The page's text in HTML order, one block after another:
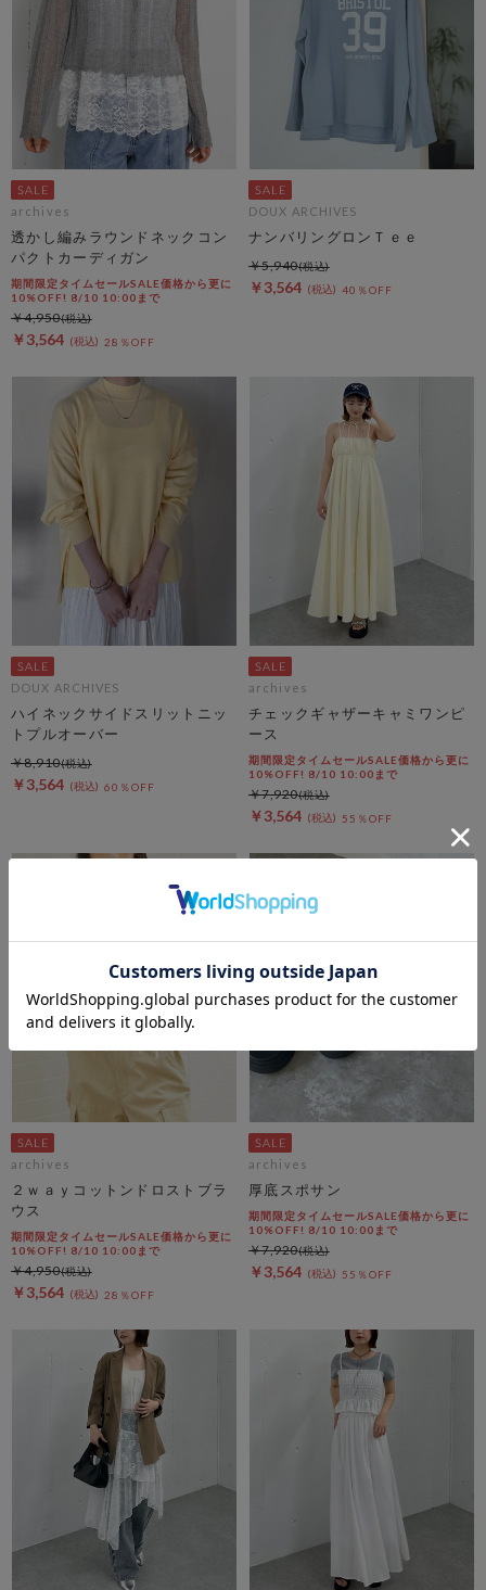
archives
透かし編みラウンドネックコン
パクトカーディガン
期間限定タイムセールSALE価格から更に
10%OFF! 8/10 10:00まで
￥3,564 28％OFF
￥4,950
DOUX ARCHIVES
ナンバリングロンＴｅｅ
￥3,564 40％OFF
￥5,940
DOUX ARCHIVES
ハイネックサイドスリットニッ
トプルオーバー
￥3,564 60％OFF
￥8,910
archives
チェックギャザーキャミワンピ
ース
期間限定タイムセールSALE価格から更に
10%OFF! 8/10 10:00まで
￥3,564 55％OFF
￥7,920
archives
２ｗａｙコットンドロストブラ
ウス
期間限定タイムセールSALE価格から更に
10%OFF! 8/10 10:00まで
￥3,564 28％OFF
￥4,950
archives
厚底スポサン
期間限定タイムセールSALE価格から更に
10%OFF! 8/10 10:00まで
￥3,564 55％OFF
￥7,920